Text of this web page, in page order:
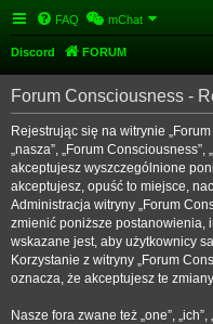
FAQ mChat
Discord FORUM
Forum Consciousness -
Rejestrując się na witrynie
„nasza”, „Forum
akceptujesz wyszczególnione
akceptujesz, opuść to miejsce,
Administracja witryny „Forum
zmienić poniższe postanowienia,
wskazane jest, aby użytkownicy
Korzystanie z witryny „Forum
oznacza, że akceptujesz te
Nasze fora zwane też „one”,